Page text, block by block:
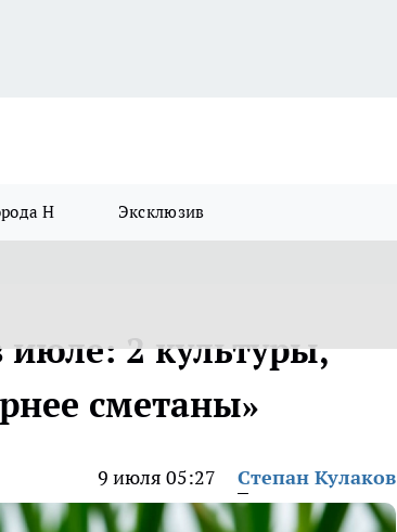
Н Эксклюзив
июле: 2 культуры,
сметаны»
9 июля 05:27 Степан Кулаков